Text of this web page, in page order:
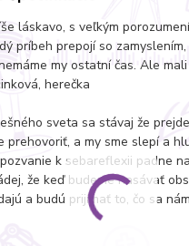
láskavo, s veľkým
príbeh prepojí so
my ostatní čas. Ale
herečka
sveta sa stávaj že
prehovoriť, a my sme slepí a
k sebareflexii padne
že keď budeme nasávať
a budú prijímať to, čo sa